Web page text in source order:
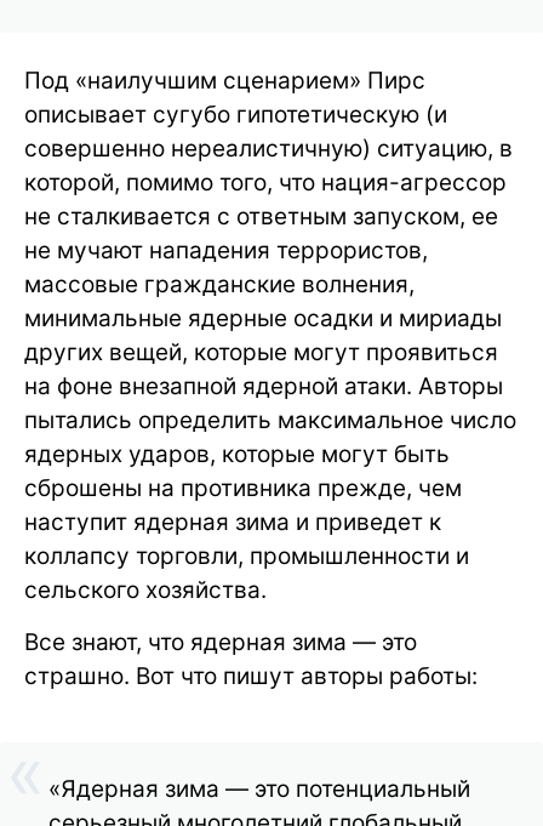
Под «наилучшим сценарием» Пирс
описывает сугубо гипотетическую (и
совершенно нереалистичную) ситуацию, в
которой, помимо того, что нация-агрессор
не сталкивается с ответным запуском, ее
не мучают нападения террористов,
массовые гражданские волнения,
минимальные ядерные осадки и мириады
других вещей, которые могут проявиться
на фоне внезапной ядерной атаки. Авторы
пытались определить максимальное число
ядерных ударов, которые могут быть
сброшены на противника прежде, чем
наступит ядерная зима и приведет к
коллапсу торговли, промышленности и
сельского хозяйства.
Все знают, что ядерная зима — это
страшно. Вот что пишут авторы работы:
«Ядерная зима — это потенциальный